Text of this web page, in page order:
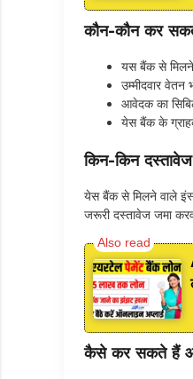
कौन-कौन कर
यस बैंक से मिलने
उम्मीदवार वेतन
आवेदक का
येस बैंक के
किन-किन
येस बैंक से मिलने वाले
जरूरी दस्तावेज जमा
कैसे कर सकते हैं